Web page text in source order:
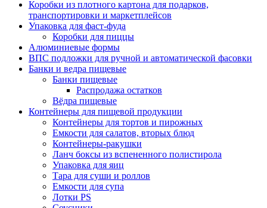
Коробки из плотного картона для подарков,
транспортировки и маркетплейсов
Упаковка для фаст-фуда
Коробки для пиццы
Алюминиевые формы
ВПС подложки для ручной и автоматической фасовки
Банки и ведра пищевые
Банки пищевые
Распродажа остатков
Вёдра пищевые
Контейнеры для пищевой продукции
Контейнеры для тортов и пирожных
Емкости для салатов, вторых блюд
Контейнеры-ракушки
Ланч боксы из вспененного полистирола
Упаковка для яиц
Тара для суши и роллов
Емкости для супа
Лотки PS